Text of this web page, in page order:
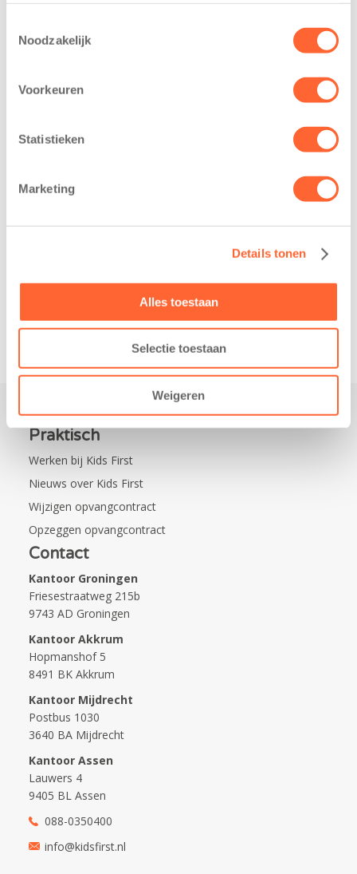
Noodzakelijk
Voorkeuren
Statistieken
Marketing
Details tonen
Alles toestaan
Selectie toestaan
Weigeren
Mini 4 Mijl
7 augustus 2026
2026 – Kinderen
Eelde trainden
voor de Kids First
kregen een…
wijk Wiarda in
realisatie van een
de wijk Wiarda in
Leeuwarden Zuid.
Na…
Praktisch
Werken bij Kids First
Nieuws over Kids First
Wijzigen opvangcontract
Opzeggen opvangcontract
Contact
Kantoor Groningen
Friesestraatweg 215b
9743 AD Groningen
Kantoor Akkrum
Hopmanshof 5
8491 BK Akkrum
Kantoor Mijdrecht
Postbus 1030
3640 BA Mijdrecht
Kantoor Assen
Lauwers 4
9405 BL Assen
088-0350400
info@kidsfirst.nl